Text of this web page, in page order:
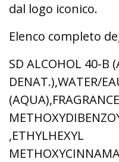
dal logo iconico.
Elenco completo
SD ALCOHOL 40-B
DENAT.),WATER/
,ETHYLHEXYL